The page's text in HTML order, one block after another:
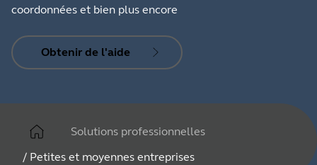
coordonnées et bien plus encore
Obtenir de l'aide
Solutions professionnelles
/ Petites et moyennes entreprises